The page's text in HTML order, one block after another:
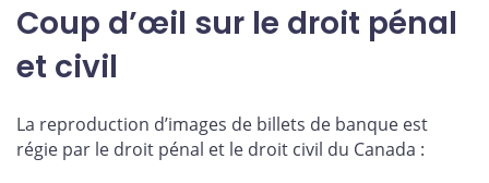
Coup d’œil sur le droit pénal
et civil
La reproduction d’images de billets de banque est
régie par le droit pénal et le droit civil du Canada :